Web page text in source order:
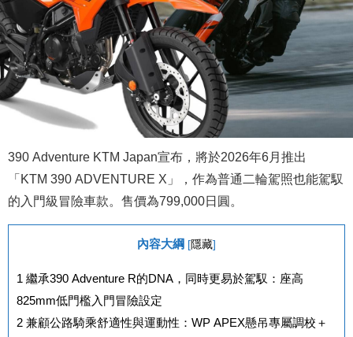
390 Adventure KTM Japan宣布，將於2026年6月推出
「KTM 390 ADVENTURE X」，作為普通二輪駕照也能駕馭
的入門級冒險車款。售價為799,000日圓。
內容大綱 [隱藏]
1 繼承390 Adventure R的DNA，同時更易於駕馭：座高
825mm低門檻入門冒險設定
2 兼顧公路騎乘舒適性與運動性：WP APEX懸吊專屬調校＋